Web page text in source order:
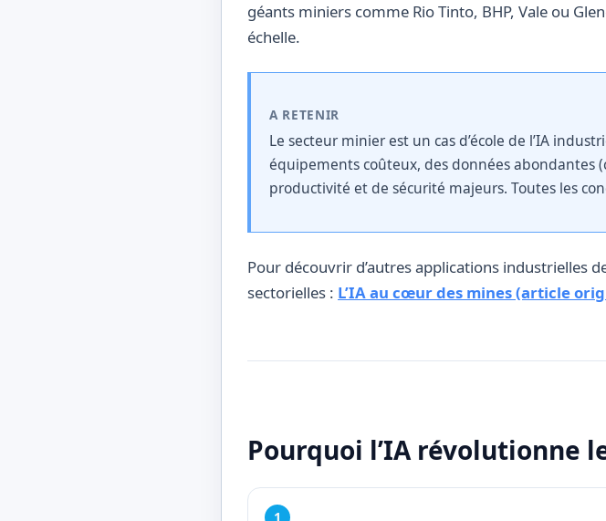
géants miniers comme Rio Tinto, BHP, Vale ou
échelle.
A RETENIR
Le secteur minier est un cas d’école de l’IA
équipements coûteux, des données abondantes
productivité et de sécurité majeurs. Toutes les
Pour découvrir d’autres applications industrielles
sectorielles : L’IA au cœur des mines (article
Pourquoi l’IA révolutionne